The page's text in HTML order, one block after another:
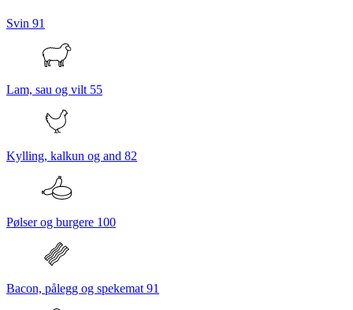
Svin 91
Lam, sau og vilt 55
Kylling, kalkun og and 82
Pølser og burgere 100
Bacon, pålegg og spekemat 91